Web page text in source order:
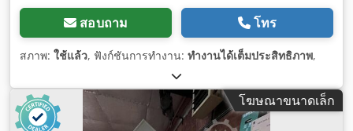
สอบถาม โทร
สภาพ: ใช้แล้ว, ฟังก์ชันการทำงาน: ทำงานได้เต็มประสิทธิภาพ,
โฆษณาขนาดเล็ก